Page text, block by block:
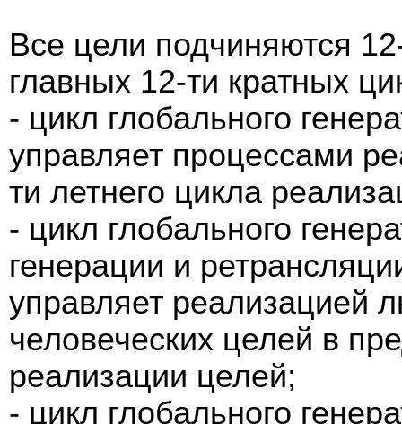
Все цели подчиняются
главных 12-ти кратных
- цикл глобального
управляет процессами
ти летнего цикла
- цикл глобального
генерации и
управляет реализацией
человеческих целей в
реализации целей;
- цикл глобального